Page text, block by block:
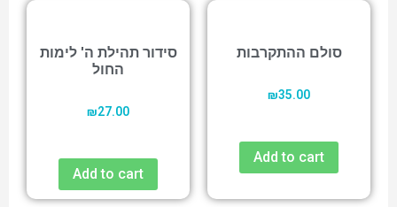
סולם ההתקרבות
₪35.00
Add to cart
סידור תהילת ה' לימות
החול
₪27.00
Add to cart